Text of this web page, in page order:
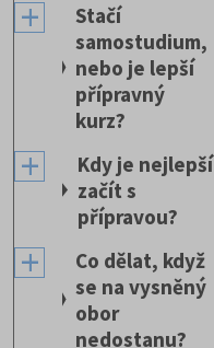
Stačí
samostudium,
nebo je lepší
přípravný
kurz?
Kdy je nejlepší
začít s
přípravou?
Co dělat, když
se na vysněný
obor
nedostanu?